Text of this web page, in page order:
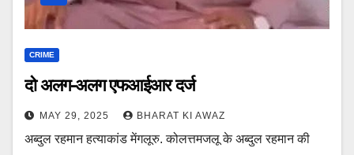
CRIME
दो अलग-अलग एफआईआर दर्ज
MAY 29, 2025 BHARAT KI AWAZ
अब्दुल रहमान हत्याकांड मेंगलूरु. कोलत्तमजलू के अब्दुल रहमान की